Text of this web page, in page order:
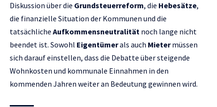
Diskussion über die Grundsteuerreform, die Hebesätze,
die finanzielle Situation der Kommunen und die
tatsächliche Aufkommensneutralität noch lange nicht
beendet ist. Sowohl Eigentümerals auch Mietermüssen
sich darauf einstellen, dass die Debatte über steigende
Wohnkosten und kommunale Einnahmen in den
kommenden Jahren weiter an Bedeutung gewinnen wird.